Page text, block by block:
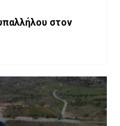
στον